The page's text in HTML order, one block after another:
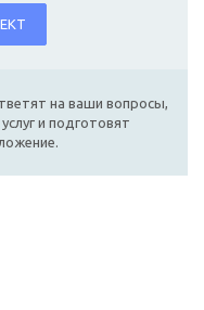
на ваши вопросы,
и подготовят